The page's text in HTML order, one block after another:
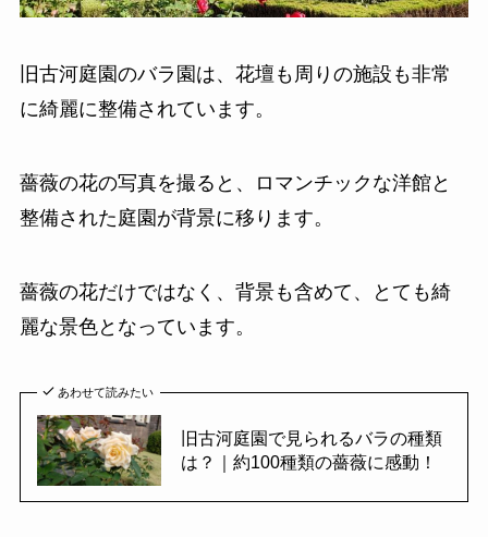
旧古河庭園のバラ園は、花壇も周りの施設も非常
に綺麗に整備されています。
薔薇の花の写真を撮ると、ロマンチックな洋館と
整備された庭園が背景に移ります。
薔薇の花だけではなく、背景も含めて、とても綺
麗な景色となっています。
あわせて読みたい
旧古河庭園で見られるバラの種類
は？｜約100種類の薔薇に感動！